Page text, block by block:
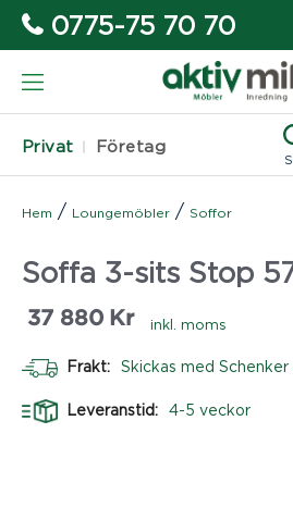
0775-75 70 70
Privat Företag
Hem / Loungemöbler / Soffor
Soffa 3-sits Stop
37 880 Kr inkl. moms
Frakt: Skickas med Schenker
Leveranstid: 4-5 veckor